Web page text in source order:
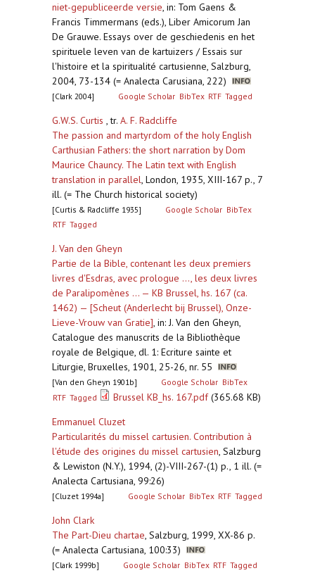
niet-gepubliceerde versie, in: Tom Gaens &
Francis Timmermans (eds.), Liber Amicorum Jan
De Grauwe. Essays over de geschiedenis en het
spirituele leven van de kartuizers / Essais sur
l'histoire et la spiritualité cartusienne, Salzburg,
2004, 73-134 (= Analecta Carusiana, 222)
[Clark 2004] Google Scholar BibTex RTF Tagged
G.W.S. Curtis , tr. A. F. Radcliffe
The passion and martyrdom of the holy English
Carthusian Fathers: the short narration by Dom
Maurice Chauncy. The Latin text with English
translation in parallel, London, 1935, XIII-167 p., 7
ill. (= The Church historical society)
[Curtis & Radcliffe 1935] Google Scholar BibTex
RTF Tagged
J. Van den Gheyn
Partie de la Bible, contenant les deux premiers
livres d'Esdras, avec prologue ..., les deux livres
de Paralipomènes ... — KB Brussel, hs. 167 (ca.
1462) — [Scheut (Anderlecht bij Brussel), Onze-
Lieve-Vrouw van Gratie], in: J. Van den Gheyn,
Catalogue des manuscrits de la Bibliothèque
royale de Belgique, dl. 1: Ecriture sainte et
Liturgie, Bruxelles, 1901, 25-26, nr. 55
[Van den Gheyn 1901b] Google Scholar BibTex
RTF Tagged Brussel KB_hs. 167.pdf(365.68 KB)
Emmanuel Cluzet
Particularités du missel cartusien. Contribution à
l'étude des origines du missel cartusien, Salzburg
& Lewiston (N.Y.), 1994, (2)-VIII-267-(1) p., 1 ill. (=
Analecta Cartusiana, 99:26)
[Cluzet 1994a] Google Scholar BibTex RTF Tagged
John Clark
The Part-Dieu chartae, Salzburg, 1999, XX-86 p.
(= Analecta Cartusiana, 100:33)
[Clark 1999b] Google Scholar BibTex RTF Tagged